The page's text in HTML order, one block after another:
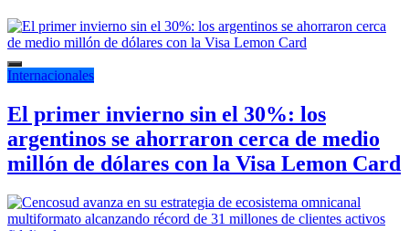
Internacionales
El primer invierno sin el 30%: los
argentinos se ahorraron cerca de medio
millón de dólares con la Visa Lemon Card